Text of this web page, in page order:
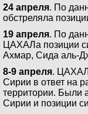
24 апреля. По
обстреляла
19 апреля. По
ЦАХАЛа позиции
Ахмар, Сида аль-
8-9 апреля. ЦАХАЛ
Сирии в ответ на
территории. Были
Сирии и позиции